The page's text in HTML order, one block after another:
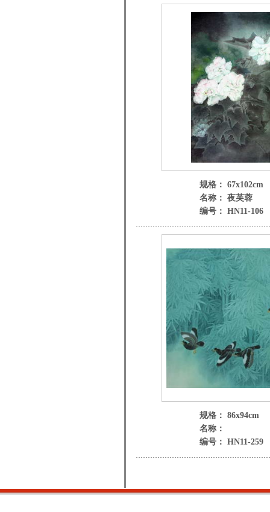
规格： 67x102cm
名称： 夜芙蓉
编号： HN11-106
规格： 86x94cm
名称：
编号： HN11-259